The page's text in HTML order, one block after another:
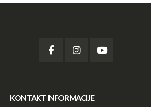
KONTAKT INFORMACIJE